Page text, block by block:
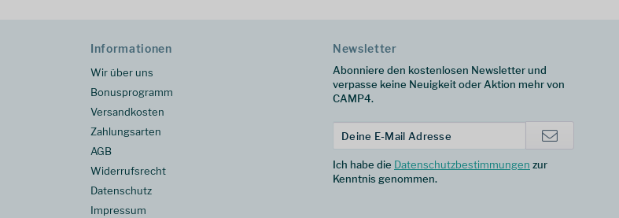
Informationen
Wir über uns
Bonusprogramm
Versandkosten
Zahlungsarten
AGB
Widerrufsrecht
Datenschutz
Impressum
Newsletter
Abonniere den kostenlosen Newsletter und
verpasse keine Neuigkeit oder Aktion mehr von
CAMP4.
Ich habe die Datenschutzbestimmungen zur
Kenntnis genommen.